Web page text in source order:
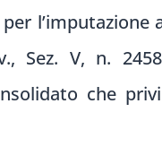
l’imputazione
Sez. V, n.
che